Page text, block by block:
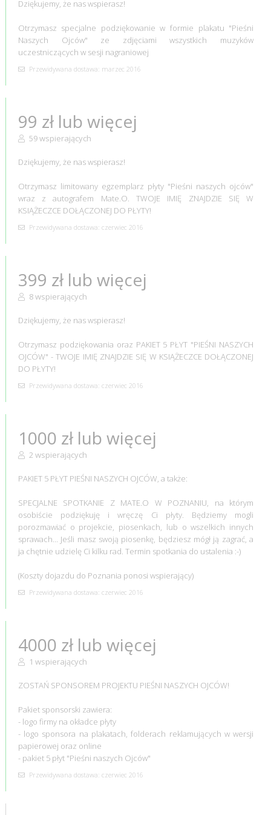
Dziękujemy, że nas wspierasz!
Otrzymasz specjalne podziękowanie w formie plakatu "Pieśni
Naszych Ojców" ze zdjęciami wszystkich muzyków
uczestniczących w sesji nagraniowej
Przewidywana dostawa: marzec 2016
99 zł lub więcej
59 wspierających
Dziękujemy, że nas wspierasz!
Otrzymasz limitowany egzemplarz płyty "Pieśni naszych ojców"
wraz z autografem Mate.O. TWOJE IMIĘ ZNAJDZIE SIĘ W
KSIĄŻECZCE DOŁĄCZONEJ DO PŁYTY!
Przewidywana dostawa: czerwiec 2016
399 zł lub więcej
8 wspierających
Dziękujemy, że nas wspierasz!
Otrzymasz podziękowania oraz PAKIET 5 PŁYT "PIEŚNI NASZYCH
OJCÓW" - TWOJE IMIĘ ZNAJDZIE SIĘ W KSIĄŻECZCE DOŁĄCZONEJ
DO PŁYTY!
Przewidywana dostawa: czerwiec 2016
1000 zł lub więcej
2 wspierających
PAKIET 5 PŁYT PIEŚNI NASZYCH OJCÓW, a także:
SPECJALNE SPOTKANIE Z MATE.O W POZNANIU, na którym
osobiście podziękuję i wręczę Ci płyty. Będziemy mogli
porozmawiać o projekcie, piosenkach, lub o wszelkich innych
sprawach... Jeśli masz swoją piosenkę, będziesz mógł ją zagrać, a
ja chętnie udzielę Ci kilku rad. Termin spotkania do ustalenia :-)
(Koszty dojazdu do Poznania ponosi wspierający)
Przewidywana dostawa: czerwiec 2016
4000 zł lub więcej
1 wspierających
ZOSTAŃ SPONSOREM PROJEKTU PIEŚNI NASZYCH OJCÓW!
Pakiet sponsorski zawiera:
- logo firmy na okładce płyty
- logo sponsora na plakatach, folderach reklamujących w wersji
papierowej oraz online
- pakiet 5 płyt "Pieśni naszych Ojców"
Przewidywana dostawa: czerwiec 2016